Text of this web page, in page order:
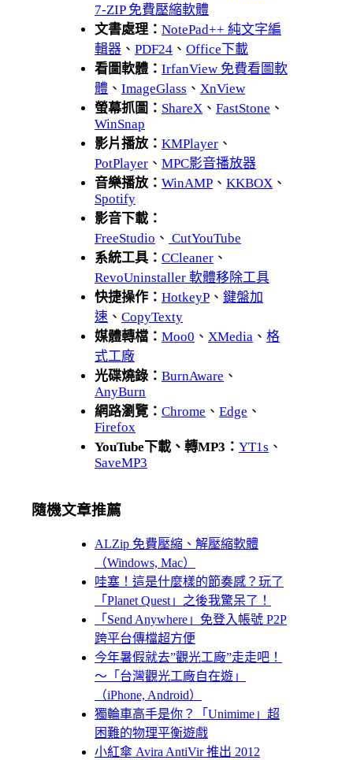
7-ZIP 免費壓縮軟體
文書處理： NotePad++ 純文字編
輯器 、 PDF24 、 Office下載
看圖軟體： IrfanView 免費看圖軟
體 、 ImageGlass 、 XnView
螢幕抓圖： ShareX 、 FastStone 、
WinSnap
影片播放： KMPlayer 、
PotPlayer 、 MPC影音播放器
音樂播放： WinAMP 、 KKBOX 、
Spotify
影音下載：
FreeStudio 、 CutYouTube
系統工具： CCleaner 、
RevoUninstaller 軟體移除工具
快捷操作： HotkeyP 、 鍵盤加
速 、 CopyTexty
媒體轉檔： Moo0 、 XMedia 、 格
式工廠
光碟燒錄： BurnAware 、
AnyBurn
網路瀏覽： Chrome 、 Edge 、
Firefox
YouTube下載、轉MP3： YT1s 、
SaveMP3
隨機文章推薦
ALZip 免費壓縮、解壓縮軟體
（Windows, Mac）
哇塞！這是什麼樣的節奏感？玩了
「Planet Quest」之後我驚呆了！
「Send Anywhere」免登入帳號 P2P
跨平台傳檔超方便
今年暑假就去”觀光工廠”走走吧！
～「台灣觀光工廠自在遊」
（iPhone, Android）
獨輪車高手是你？「Unimime」超
困難的物理平衡遊戲
小紅傘 Avira AntiVir 推出 2012